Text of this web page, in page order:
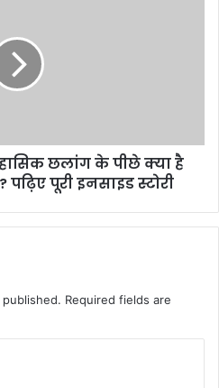
छलांग के पीछे क्या है
पूरी इनसाइड स्टोरी
Required fields are